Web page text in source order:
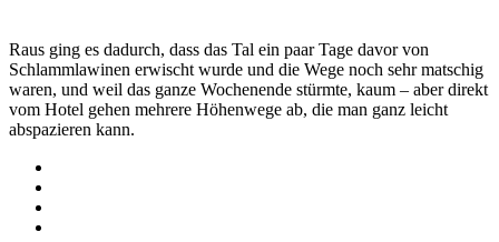
Raus ging es dadurch, dass das Tal ein paar Tage davor von
Schlammlawinen erwischt wurde und die Wege noch sehr matschig
waren, und weil das ganze Wochenende stürmte, kaum – aber direkt
vom Hotel gehen mehrere Höhenwege ab, die man ganz leicht
abspazieren kann.